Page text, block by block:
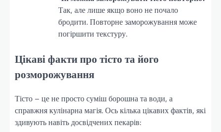
Так, але лише якщо воно не почало
бродити. Повторне заморожування може
погіршити текстуру.
Цікаві факти про тісто та його
розморожування
Тісто – це не просто суміш борошна та води, а
справжня кулінарна магія. Ось кілька цікавих фактів, які
здивують навіть досвідчених пекарів: